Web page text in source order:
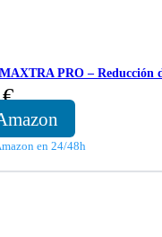
PRO – Reducción
€
en 24/48h